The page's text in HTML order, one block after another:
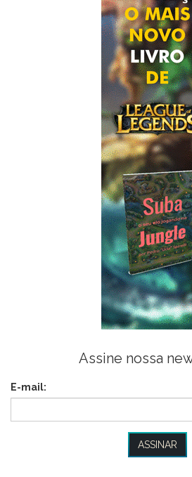
Assine nossa
E-mail: